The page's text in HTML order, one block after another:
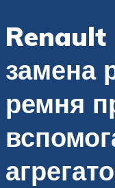
Renault
замена
ремня